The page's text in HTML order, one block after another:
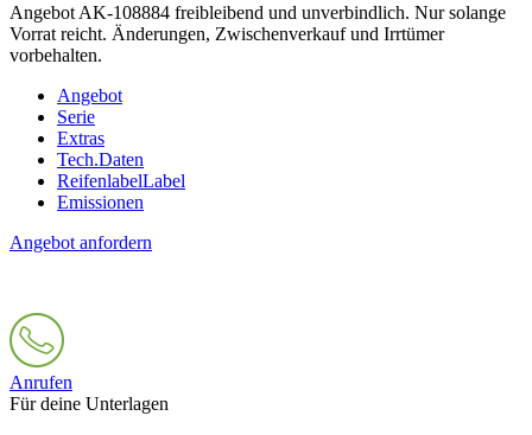
Angebot AK-108884 freibleibend und unverbindlich. Nur solange
Vorrat reicht. Änderungen, Zwischenverkauf und Irrtümer
vorbehalten.
Angebot
Serie
Extras
Tech.Daten
ReifenlabelLabel
Emissionen
Angebot anfordern
Anrufen
Für deine Unterlagen